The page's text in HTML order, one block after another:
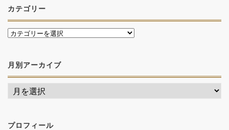
カテゴリー
月別アーカイブ
プロフィール